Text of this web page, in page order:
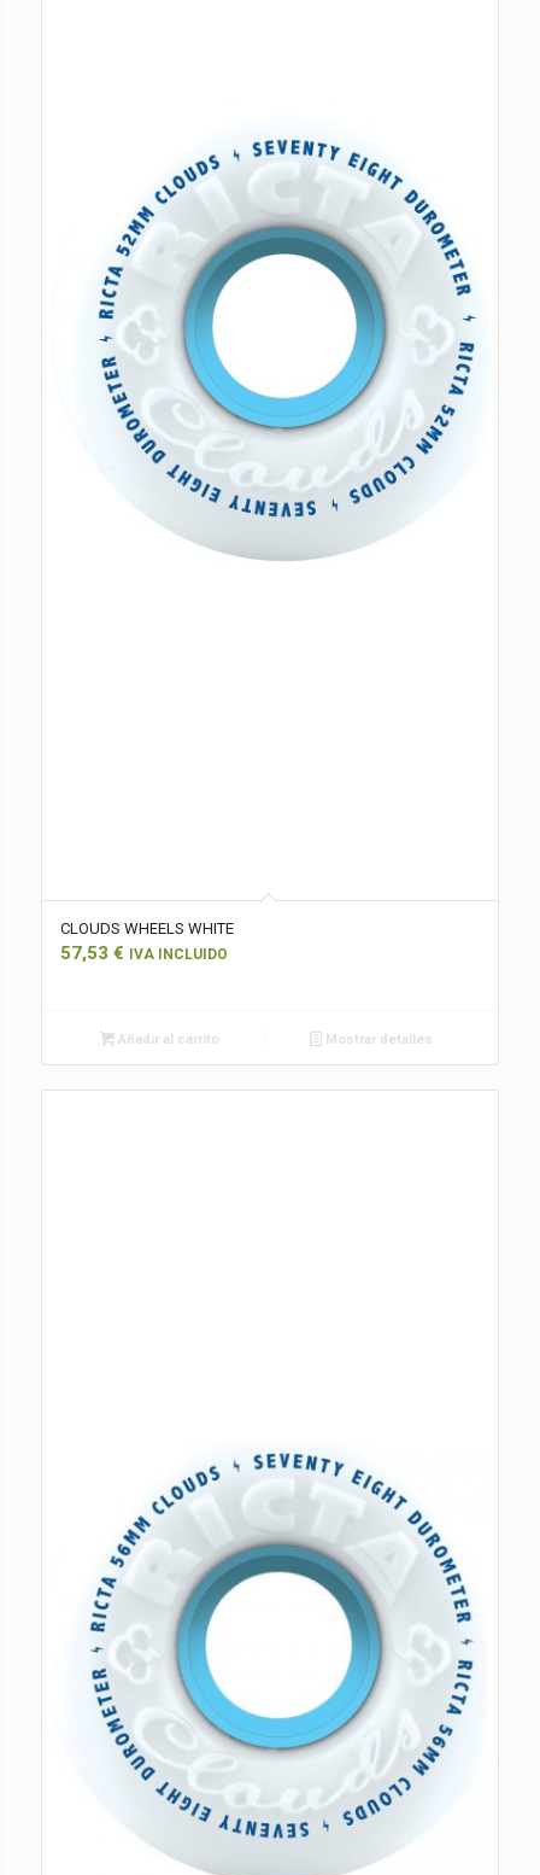
CLOUDS WHEELS WHITE
57,53 € IVA INCLUIDO
Añadir al carrito Mostrar detalles